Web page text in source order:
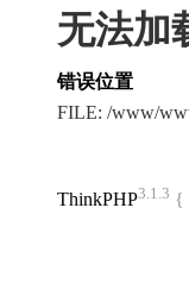
无法加
错误位置
FILE: /www/
ThinkPHP3.1.3 {